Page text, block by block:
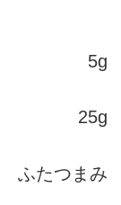
5g
25g
ふたつまみ